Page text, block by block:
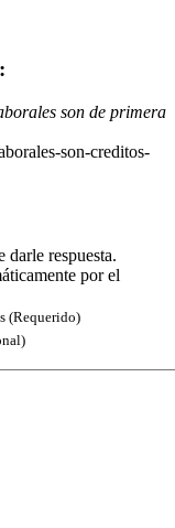
son de primera
son-creditos-
darle respuesta.
por el
(Requerido)